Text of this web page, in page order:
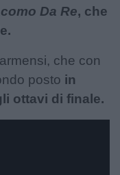
Da Re, che
che con
posto in
ottavi di finale.